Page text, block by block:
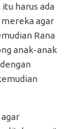
harus ada
agar
Rana
anak-anak